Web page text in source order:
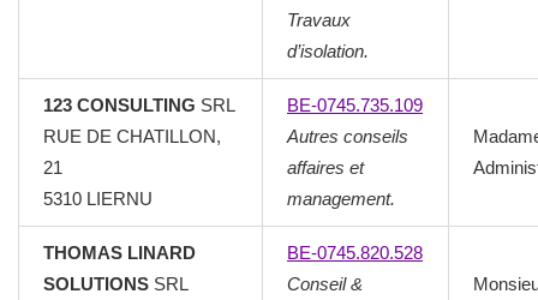
Travaux
d’isolation.
123 CONSULTING SRL
RUE DE CHATILLON,
21
5310 LIERNU
BE-0745.735.109
Autres conseils
affaires et
management.
THOMAS LINARD
SOLUTIONS SRL
BE-0745.820.528
Conseil &